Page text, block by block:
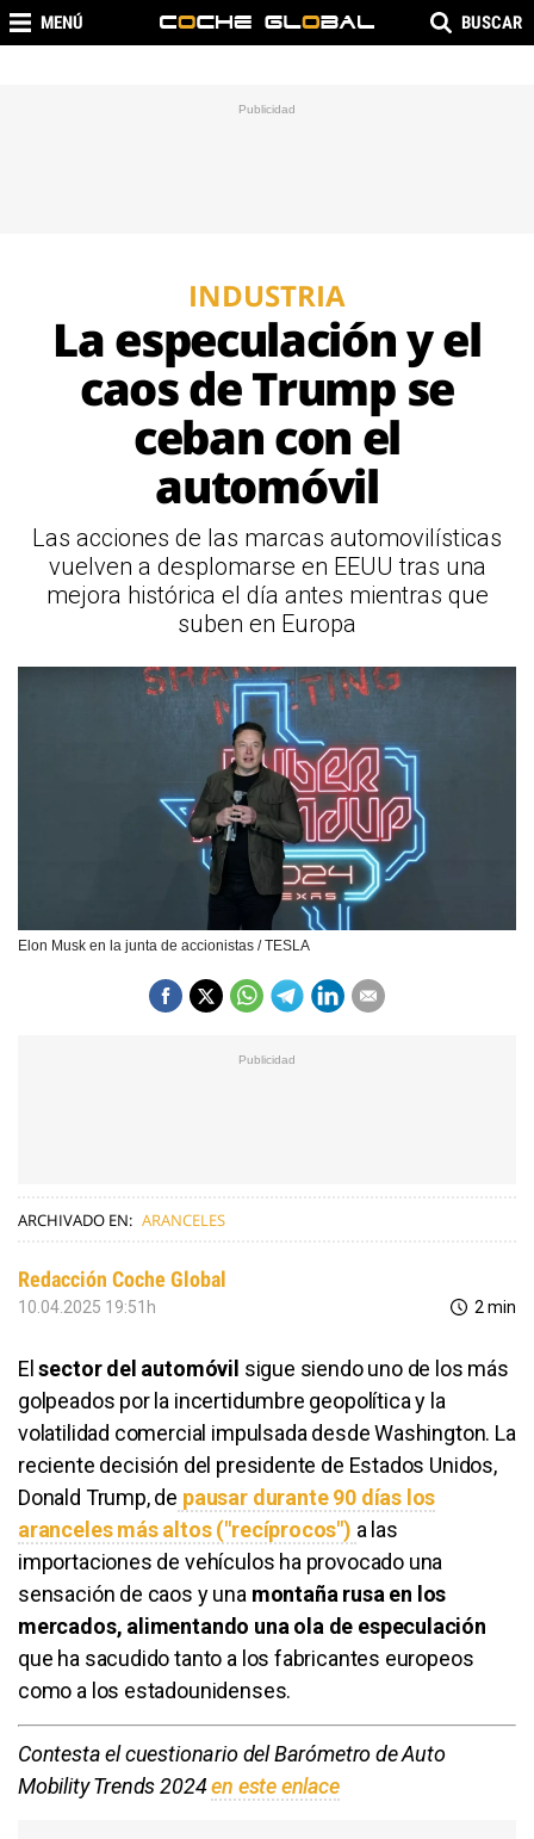
MENÚ BUSCAR
INDUSTRIA
La especulación y el
caos de Trump se
ceban con el
automóvil
Las acciones de las marcas automovilísticas
vuelven a desplomarse en EEUU tras una
mejora histórica el día antes mientras que
suben en Europa
Elon Musk en la junta de accionistas / TESLA
ARCHIVADO EN: ARANCELES
Redacción Coche Global
10.04.2025 19:51h 2 min
Elsector del automóvil sigue siendo uno de los más
golpeados por la incertidumbre geopolítica y la
volatilidad comercial impulsada desde Washington. La
reciente decisión del presidente de Estados Unidos,
Donald Trump, de pausar durante 90 días los
aranceles más altos ("recíprocos") a las
importaciones de vehículos ha provocado una
sensación de caos y una montaña rusa en los
mercados, alimentando una ola de especulación
que ha sacudido tanto a los fabricantes europeos
como a los estadounidenses.
Contesta el cuestionario del Barómetro de Auto
Mobility Trends 2024en este enlace